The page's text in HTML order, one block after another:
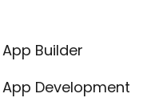
App Builder
App Development